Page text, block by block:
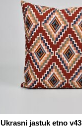
Ukrasni jastuk etno v43